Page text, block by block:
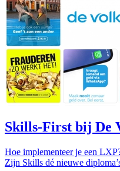
Skills-First bij De
Hoe implementeer je een
Zijn Skills dé nieuwe